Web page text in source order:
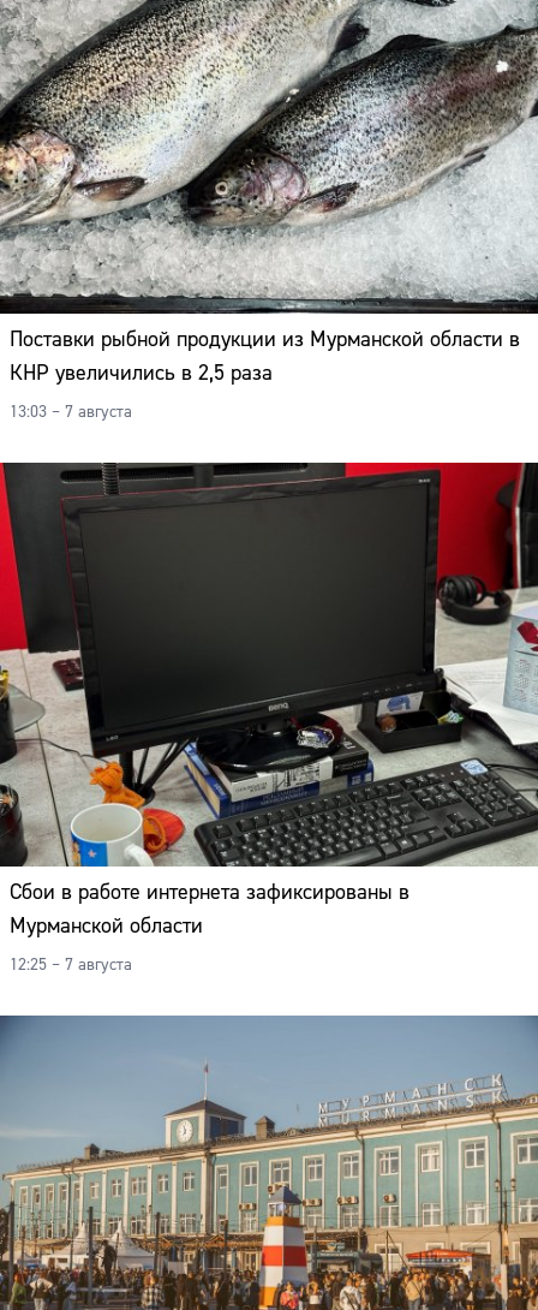
Поставки рыбной продукции из Мурманской области в
КНР увеличились в 2,5 раза
13:03 – 7 августа
Сбои в работе интернета зафиксированы в
Мурманской области
12:25 – 7 августа